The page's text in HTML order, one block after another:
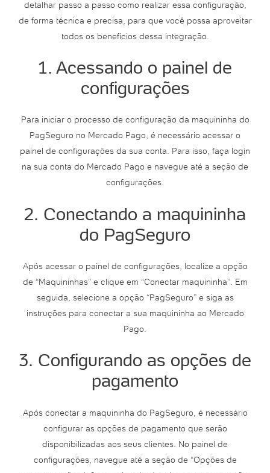
detalhar passo a passo como realizar essa configuração,
de forma técnica e precisa, para que você possa aproveitar
todos os benefícios dessa integração.
1. Acessando o painel de
configurações
Para iniciar o processo de configuração da maquininha do
PagSeguro no Mercado Pago, é necessário acessar o
painel de configurações da sua conta. Para isso, faça login
na sua conta do Mercado Pago e navegue até a seção de
configurações.
2. Conectando a maquininha
do PagSeguro
Após acessar o painel de configurações, localize a opção
de “Maquininhas” e clique em “Conectar maquininha”. Em
seguida, selecione a opção “PagSeguro” e siga as
instruções para conectar a sua maquininha ao Mercado
Pago.
3. Configurando as opções de
pagamento
Após conectar a maquininha do PagSeguro, é necessário
configurar as opções de pagamento que serão
disponibilizadas aos seus clientes. No painel de
configurações, navegue até a seção de “Opções de